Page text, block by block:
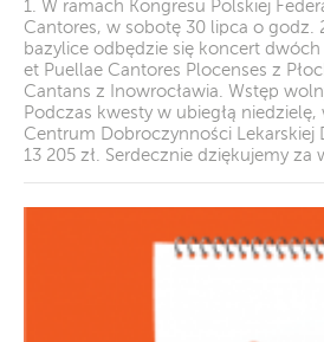
1. W ramach Kongresu Polskiej
Cantores, w sobotę 30 lipca o godz.
bazylice odbędzie się koncert
et Puellae Cantores Plocenses z
Cantans z Inowrocławia. Wstęp
Podczas kwesty w ubiegłą
Centrum Dobroczynności Lekarskiej
13 205 zł. Serdecznie dziękujemy za